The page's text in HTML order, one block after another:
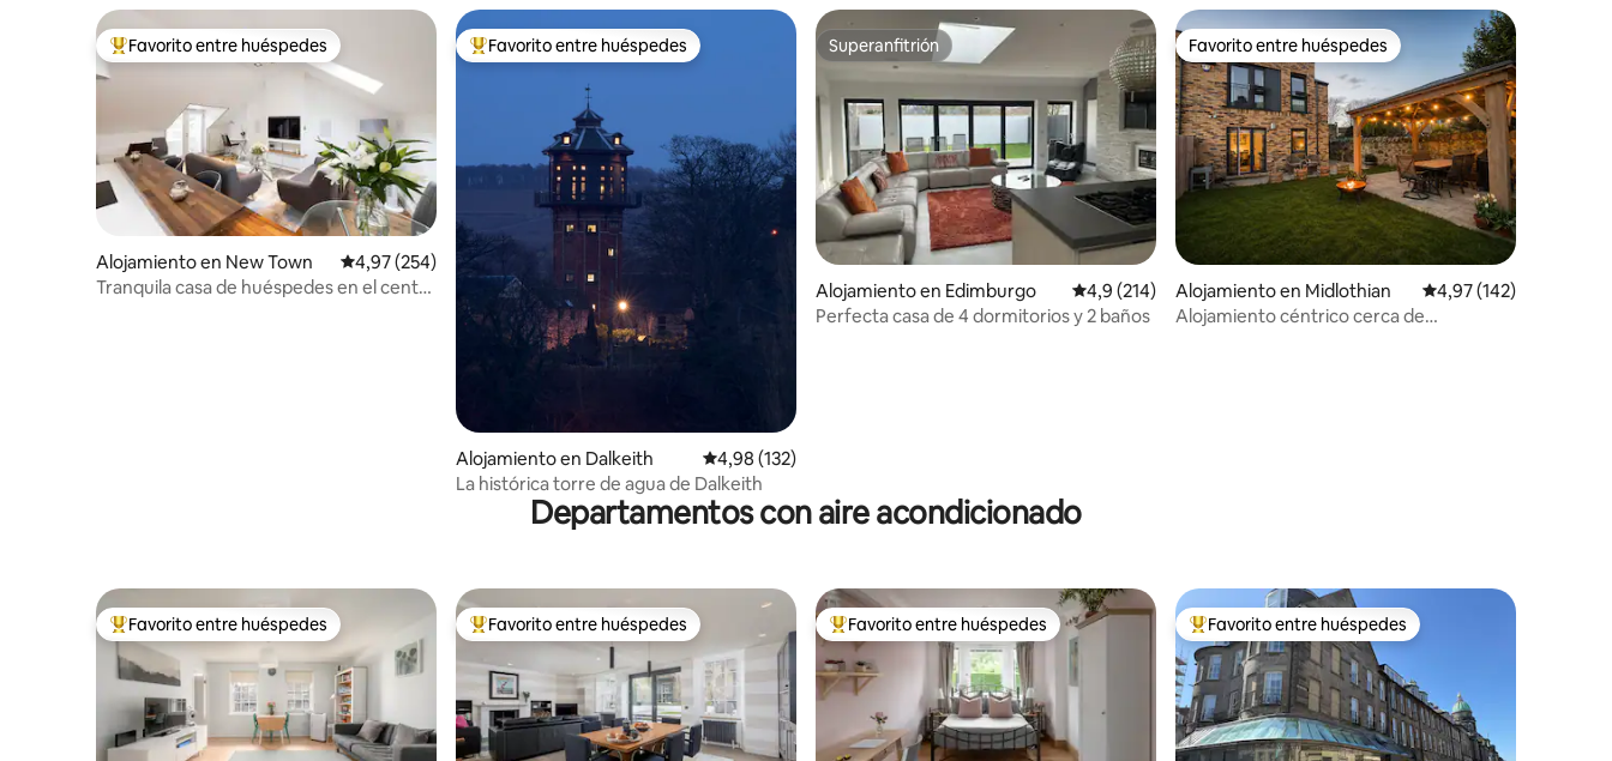
Favorito entre los huéspedes más destacados
Favorito entre huéspedes
Alojamiento en New Town Calificación promedio: 4,97 de 5. 254 evaluaciones
4,97 (254)
Tranquila casa de huéspedes en el centro
Favorito entre los huéspedes más destacados
Favorito entre huéspedes
Alojamiento en Dalkeith Calificación promedio: 4,98 de 5. 132 evaluaciones
4,98 (132)
La histórica torre de agua de Dalkeith
Superanfitrión
Superanfitrión
Alojamiento en Edimburgo Calificación promedio: 4,9 de 5. 214 evaluaciones
4,9 (214)
Perfecta casa de 4 dormitorios y 2 baños
Favorito entre huéspedes
Favorito entre huéspedes
Alojamiento en Midlothian Calificación promedio:
4,97 (142)
Alojamiento céntrico cerca de
Departamentos con aire acondicionado
Favorito entre los huéspedes más destacados
Favorito entre huéspedes Favorito entre los huéspedes más destacados
Favorito entre huéspedes Favorito entre los huéspedes más destacados
Favorito entre huéspedes Favorito entre los huéspedes más destacados
Favorito entre huéspedes